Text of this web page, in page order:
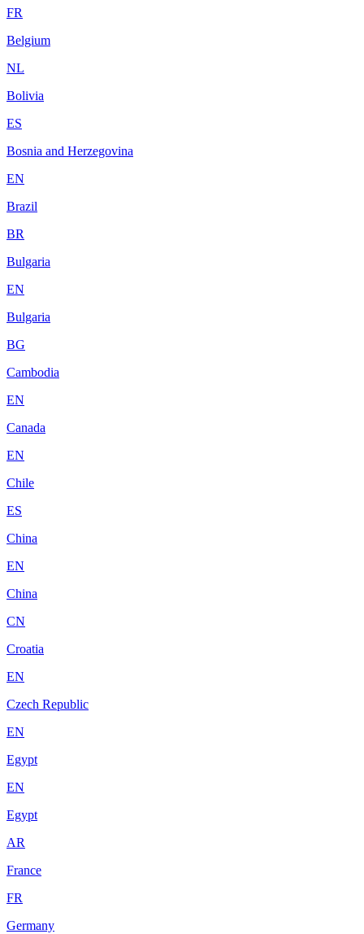
FR
Belgium
NL
Bolivia
ES
Bosnia and Herzegovina
EN
Brazil
BR
Bulgaria
EN
Bulgaria
BG
Cambodia
EN
Canada
EN
Chile
ES
China
EN
China
CN
Croatia
EN
Czech Republic
EN
Egypt
EN
Egypt
AR
France
FR
Germany